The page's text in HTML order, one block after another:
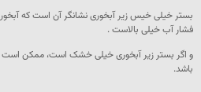
بستر خیلی خیس زیر آبخوری نشانگر آن است که
فشار آب خیلی بالاست .
و اگر بستر زیر آبخوری خیلی خشک است، ممکن
باشد.